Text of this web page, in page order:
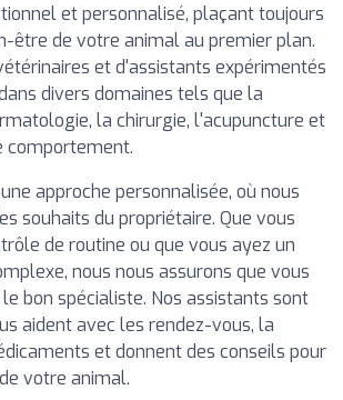
et personnalisé, plaçant toujours
être de votre animal au premier plan.
et d'assistants expérimentés
divers domaines tels que la
la chirurgie, l'acupuncture et
comportement.
approche personnalisée, où nous
souhaits du propriétaire. Que vous
de routine ou que vous ayez un
nous nous assurons que vous
bon spécialiste. Nos assistants sont
aident avec les rendez-vous, la
et donnent des conseils pour
votre animal.